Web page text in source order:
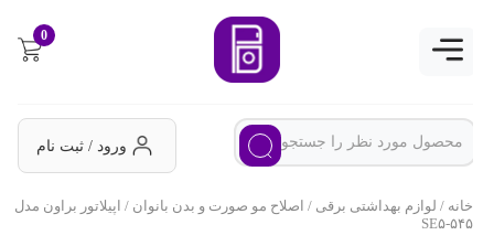
ورود / ثبت نام
خانه/لوازم بهداشتی برقی /اصلاح مو صورت و بدن بانوان/ اپیلاتور براون مدل
SE۵-۵۴۵